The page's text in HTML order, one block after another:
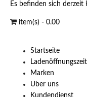
Es befinden sich
item(s) - 0.00
Startseite
Marken
Uber uns
Kundendienst